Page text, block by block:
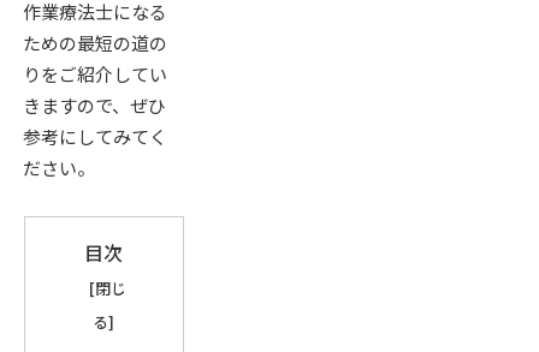
作業療法士になる
ための最短の道の
りをご紹介してい
きますので、ぜひ
参考にしてみてく
ださい。
目次